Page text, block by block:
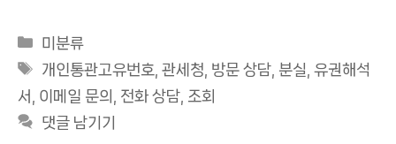
카
테
리
미분류
태
그
개인통관고유번호 ,관세청 방문 상담 분실 ,유권해석
서
이메일 문의 전화 상담 조회
댓글 남기기